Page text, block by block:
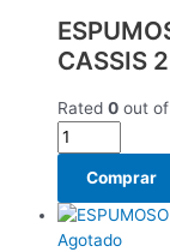
CASSIS
Rated 0 out
Comprar
Agotado